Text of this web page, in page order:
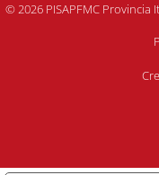
© 2026 PISAPFMC